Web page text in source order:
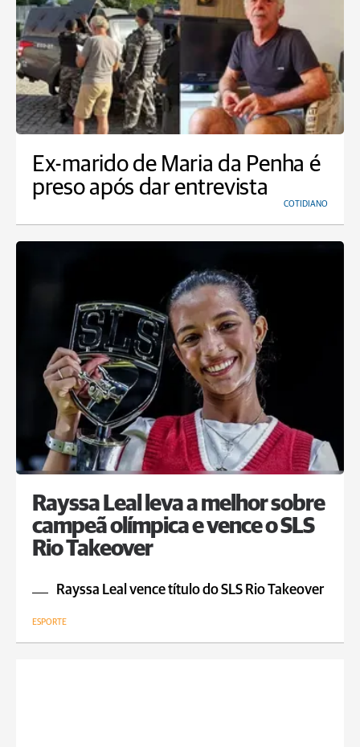
Ex-marido de Maria da Penha é
preso após dar entrevista
COTIDIANO
Rayssa Leal leva a melhor sobre
campeã olímpica e vence o SLS
Rio Takeover
Rayssa Leal vence título do SLS Rio Takeover
ESPORTE